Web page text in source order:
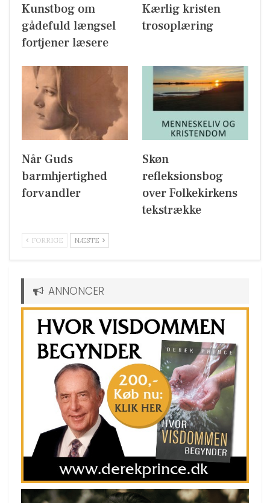
Kunstbog om
gådefuld længsel
fortjener læsere
Kærlig kristen
trosoplæring
Når Guds
barmhjertighed
forvandler
Skøn
refleksionsbog
over Folkekirkens
tekstrække
FORRIGE NÆSTE
ANNONCER